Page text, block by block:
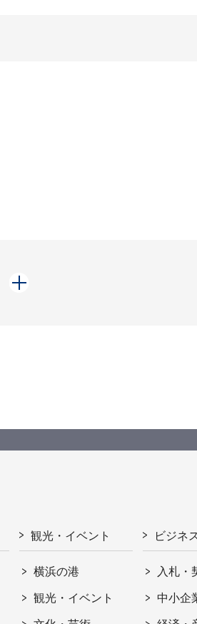
観光・イベント
横浜の港
観光・イベント
ビジネ
入札・
中小企